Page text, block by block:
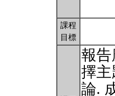
課程
目標
報告
擇主
論.